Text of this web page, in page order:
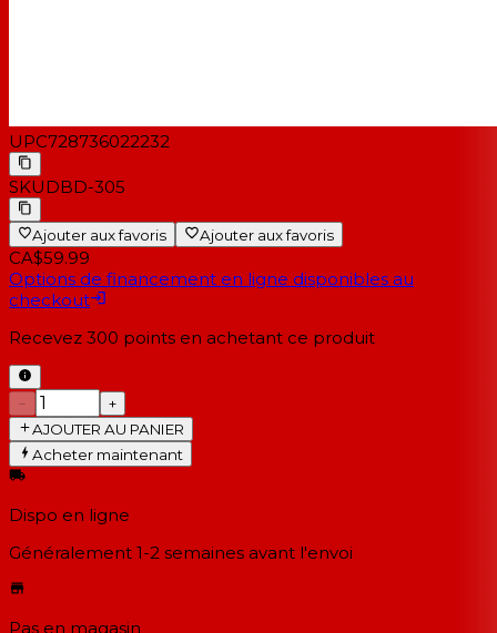
UPC728736022232
SKUDBD-305
Ajouter aux favoris Ajouter aux favoris
CA$59.99
Options de financement en ligne disponibles au
checkout
Recevez 300 points en achetant ce produit
−
+
AJOUTER AU PANIER
Acheter maintenant
Dispo en ligne
Généralement 1-2 semaines avant l'envoi
Pas en magasin